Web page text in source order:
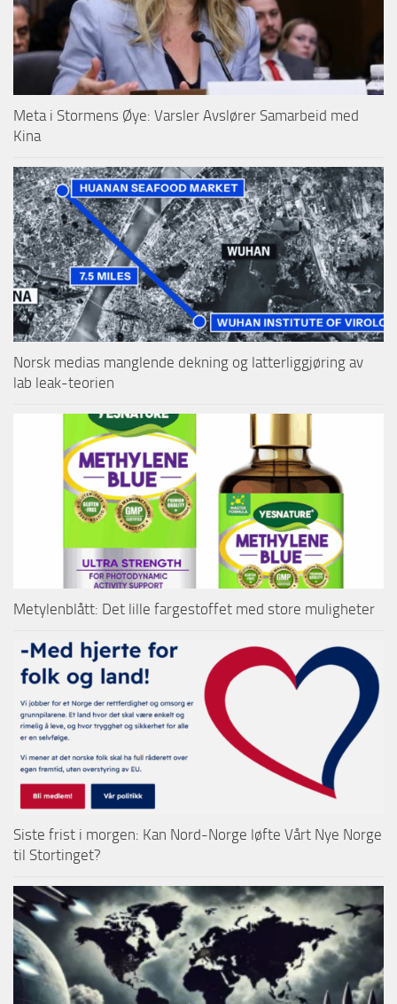
Meta i Stormens Øye: Varsler Avslører Samarbeid med
Kina
Norsk medias manglende dekning og latterliggjøring av
lab leak-teorien
Metylenblått: Det lille fargestoffet med store muligheter
Siste frist i morgen: Kan Nord-Norge løfte Vårt Nye Norge
til Stortinget?